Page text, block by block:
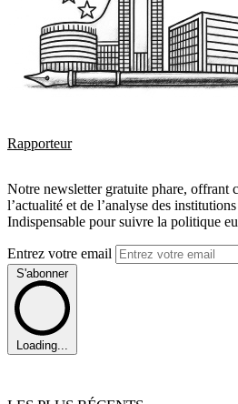
Rapporteur
Notre newsletter gratuite phare, offrant
l’actualité et de l’analyse des
Indispensable pour suivre la politique
Entrez votre email
S'abonner
Loading...